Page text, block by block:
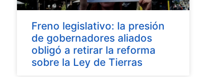
Freno legislativo: la presión
de gobernadores aliados
obligó a retirar la reforma
sobre la Ley de Tierras